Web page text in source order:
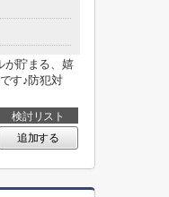
が貯まる、嬉
す♪防犯対
検討リスト
追加する